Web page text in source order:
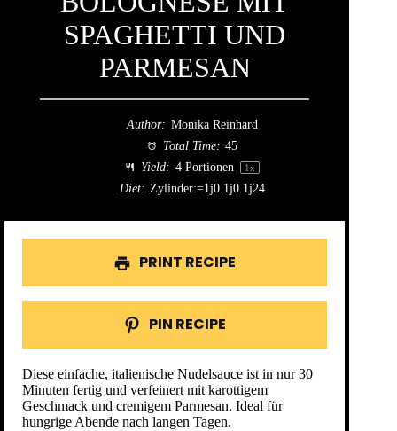
SPAGHETTI UND
PARMESAN
Author: Monika Reinhard
Total Time: 45
Yield: 4Portionen 1x
Diet: Zylinder:=1j0.1j0.1j24
PRINT RECIPE
PIN RECIPE
Diese einfache, italienische Nudelsauce ist in nur 30
Minuten fertig und verfeinert mit karottigem
Geschmack und cremigem Parmesan. Ideal für
hungrige Abende nach langen Tagen.